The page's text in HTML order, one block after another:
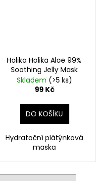
Holika Holika Aloe 99%
Soothing Jelly Mask
Skladem (>5 ks)
99 Kč
DO KOŠÍKU
Hydratační plátýnková
maska